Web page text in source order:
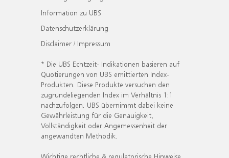
Information zu UBS
Datenschutzerklärung
Disclaimer / Impressum
* Die UBS Echtzeit- Indikationen basieren auf
Quotierungen von UBS emittierten Index-
Produkten. Diese Produkte versuchen den
zugrundeliegenden Index im Verhältnis 1:1
nachzufolgen. UBS übernimmt dabei keine
Gewährleistung für die Genauigkeit,
Vollständigkeit oder Angemessenheit der
angewandten Methodik.